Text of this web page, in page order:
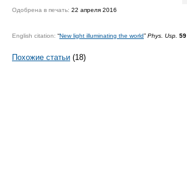
Одобрена в печать: 22 апреля 2016
English citation: “New light illuminating the world” Phys. Usp. 59
Похожие статьи (18)